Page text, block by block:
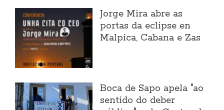
Jorge Mira abre as
portas da eclipse en
Malpica, Cabana e Zas
Boca de Sapo apela "ao
sentido do deber